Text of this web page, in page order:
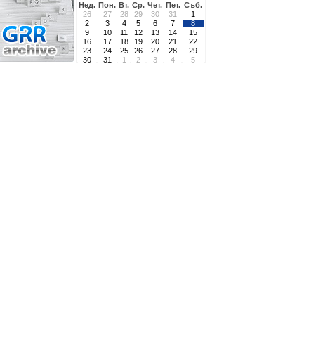
Нед. Пон. Вт. Ср. Чет. Пет. Съб.
26
27 28 29 30 31
1
2
3 4 5 6 7
8
9
10 11 12 13 14
15
16
17 18 19 20 21
22
23
24 25 26 27 28
29
30
31 1 2 3 4 5